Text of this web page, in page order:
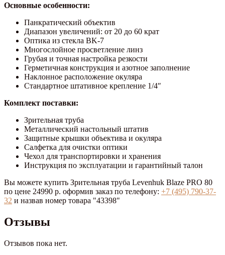
Основные особенности:
Панкратический объектив
Диапазон увеличений: от 20 до 60 крат
Оптика из стекла BK-7
Многослойное просветление линз
Грубая и точная настройка резкости
Герметичная конструкция и азотное заполнение
Наклонное расположение окуляра
Стандартное штативное крепление 1/4″
Комплект поставки:
Зрительная труба
Металлический настольный штатив
Защитные крышки объектива и окуляра
Салфетка для очистки оптики
Чехол для транспортировки и хранения
Инструкция по эксплуатации и гарантийный талон
Вы можете купить Зрительная труба Levenhuk Blaze PRO 80
по цене 24990 р. оформив заказ по телефону: +7 (495) 790-37-
32 и назвав номер товара "43398"
Отзывы
Отзывов пока нет.